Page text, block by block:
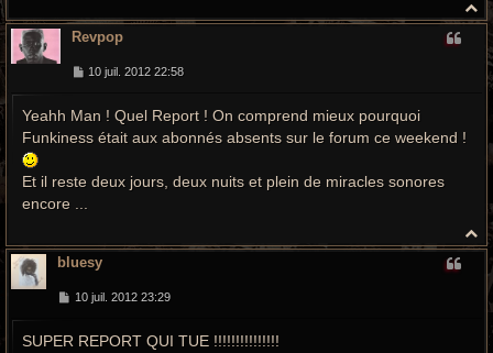
H
a
Revpop
M
s
g
10 juil. 2012 22:58
Yeahh Man ! Quel Report ! On comprend mieux pourquoi
Funkiness était aux abonnés absents sur le forum ce weekend !
Et il reste deux jours, deux nuits et plein de miracles sonores
encore ...
H
a
bluesy
M
s
10 juil. 2012 23:29
SUPER REPORT QUI TUE !!!!!!!!!!!!!!!